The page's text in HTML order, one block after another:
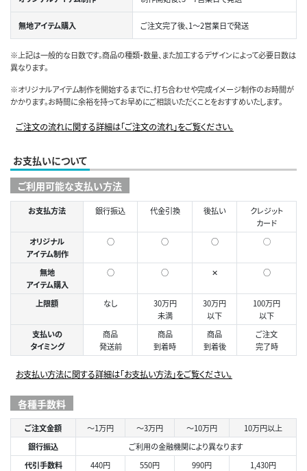
無地アイテム購入 ご注文完了後、1～2営業日で発送
※上記は一般的な日数です。商品の種類・数量、また加工するデザインによって必要日数は
異なります。
※オリジナルアイテム制作を開始するまでに、打ち合わせや完成イメージ制作のお時間が
かかります。お時間に余裕を持ってお早めにご相談いただくことをおすすめいたします。
ご注文の流れに関する詳細は「ご注文の流れ」をご覧ください。
お支払いについて
ご利用可能な支払い方法
お支払方法 銀行振込 代金引換 後払い
クレジット
カード
オリジナル
アイテム制作
○ ○ ○ ◯
無地
アイテム購入
○ ○ ✕ ○
上限額 なし
30万円
未満
30万円
以下
100万円
以下
支払いの
タイミング
商品
発送前
商品
到着時
商品
到着後
ご注文
完了時
お支払い方法に関する詳細は「お支払い方法」をご覧ください。
各種手数料
ご注文金額 ～1万円 ～3万円 ～10万円
10万円以上
銀行振込
ご利用の金融機関により異なります
代引手数料
440円 550円 990円
1,430円